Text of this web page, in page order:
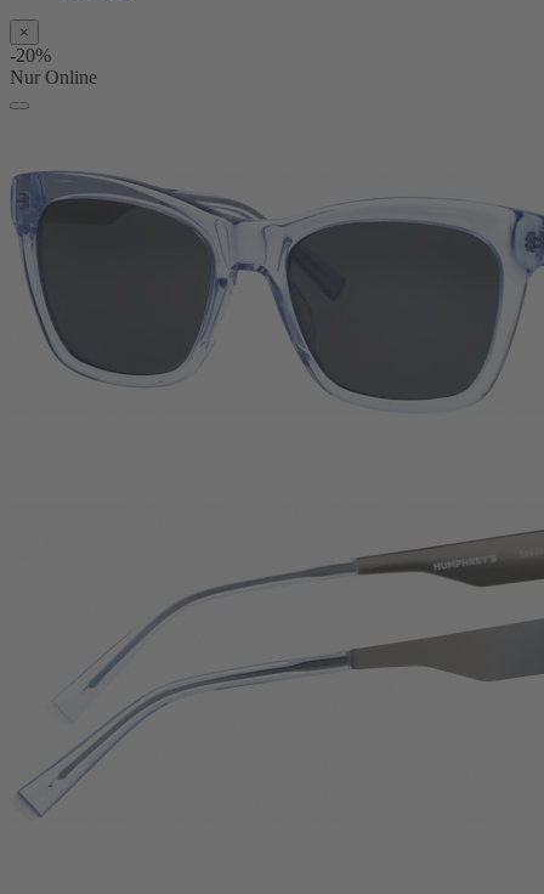
×
-20%
Nur Online